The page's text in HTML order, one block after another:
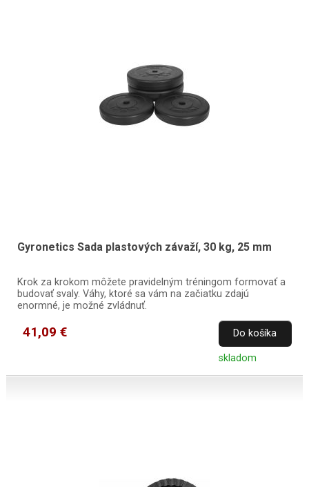
Gyronetics Sada plastových závaží, 30 kg, 25 mm
Krok za krokom môžete pravidelným tréningom formovať a
budovať svaly. Váhy, ktoré sa vám na začiatku zdajú
enormné, je možné zvládnuť.
41,09 € Do košíka
skladom